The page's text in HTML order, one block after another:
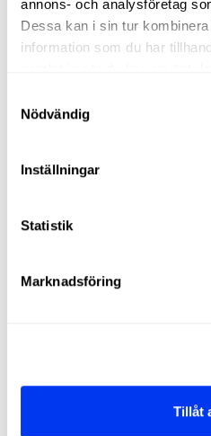
annons- och analysföretag
Dessa kan i sin tur
information som du har
Nödvändig
Inställningar
Statistik
Marknadsföring
Tillåt
−40%